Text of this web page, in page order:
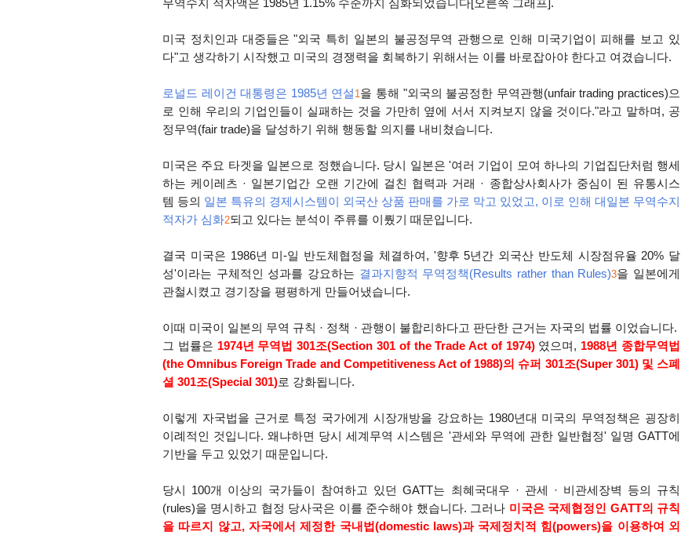
무역수지 적자액은 1985년 1.15% 수준까지 심화되었습니다[오른쪽 그래프].
미국 정치인과 대중들은 "외국 특히 일본의 불공정무역 관행으로 인해 미국기업이 피해를 보고 있
다"고 생각하기 시작했고 미국의 경쟁력을 회복하기 위해서는 이를 바로잡아야 한다고 여겼습니다.
로널드 레이건 대통령은 1985년 연설 1을 통해 "외국의 불공정한 무역관행(unfair trading practices)으
로 인해 우리의 기업인들이 실패하는 것을 가만히 옆에 서서 지켜보지 않을 것이다."라고 말하며, 공
정무역(fair trade)을 달성하기 위해 행동할 의지를 내비쳤습니다.
미국은 주요 타겟을 일본으로 정했습니다. 당시 일본은 '여러 기업이 모여 하나의 기업집단처럼 행세
하는 케이레츠 · 일본기업간 오랜 기간에 걸친 협력과 거래 · 종합상사회사가 중심이 된 유통시스
템 등의 일본 특유의 경제시스템이 외국산 상품 판매를 가로 막고 있었고, 이로 인해 대일본 무역수지
적자가 심화2되고 있다는 분석이 주류를 이뤘기 때문입니다.
결국 미국은 1986년 미-일 반도체협정을 체결하여, '향후 5년간 외국산 반도체 시장점유율 20% 달
성'이라는 구체적인 성과를 강요하는 결과지향적 무역정책(Results rather than Rules)3을 일본에게
관철시켰고 경기장을 평평하게 만들어냈습니다.
이때 미국이 일본의 무역 규칙 · 정책 · 관행이 불합리하다고 판단한 근거는 자국의 법률 이었습니다.
그 법률은 1974년 무역법 301조(Section 301 of the Trade Act of 1974) 였으며, 1988년 종합무역법
(the Omnibus Foreign Trade and Competitiveness Act of 1988)의 슈퍼 301조(Super 301) 및 스폐
셜 301조(Special 301)로 강화됩니다.
이렇게 자국법을 근거로 특정 국가에게 시장개방을 강요하는 1980년대 미국의 무역정책은 굉장히
이례적인 것입니다. 왜냐하면 당시 세계무역 시스템은 '관세와 무역에 관한 일반협정' 일명 GATT에
기반을 두고 있었기 때문입니다.
당시 100개 이상의 국가들이 참여하고 있던 GATT는 최혜국대우 · 관세 · 비관세장벽 등의 규칙
(rules)을 명시하고 협정 당사국은 이를 준수해야 했습니다. 그러나 미국은 국제협정인 GATT의 규칙
을 따르지 않고, 자국에서 제정한 국내법(domestic laws)과 국제정치적 힘(powers)을 이용하여 외